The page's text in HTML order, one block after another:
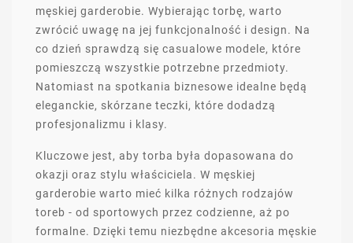
męskiej garderobie. Wybierając torbę, warto
zwrócić uwagę na jej funkcjonalność i design. Na
co dzień sprawdzą się casualowe modele, które
pomieszczą wszystkie potrzebne przedmioty.
Natomiast na spotkania biznesowe idealne będą
eleganckie, skórzane teczki, które dodadzą
profesjonalizmu i klasy.
Kluczowe jest, aby torba była dopasowana do
okazji oraz stylu właściciela. W męskiej
garderobie warto mieć kilka różnych rodzajów
toreb - od sportowych przez codzienne, aż po
formalne. Dzięki temu niezbędne akcesoria męskie